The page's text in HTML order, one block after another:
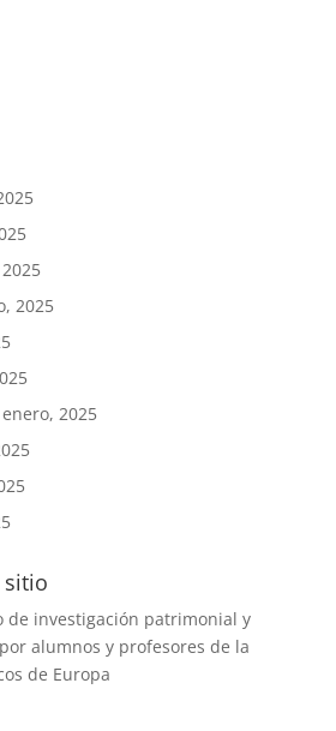
2025
2025
sitio
de investigación patrimonial y
alumnos y profesores de la
de Europa